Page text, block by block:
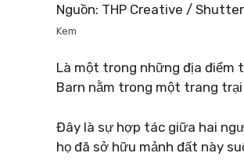
Nguồn: THP Creative /
Kem
Là một trong những địa điểm
Barn nằm trong một trang
Đây là sự hợp tác giữa hai
họ đã sở hữu mảnh đất này